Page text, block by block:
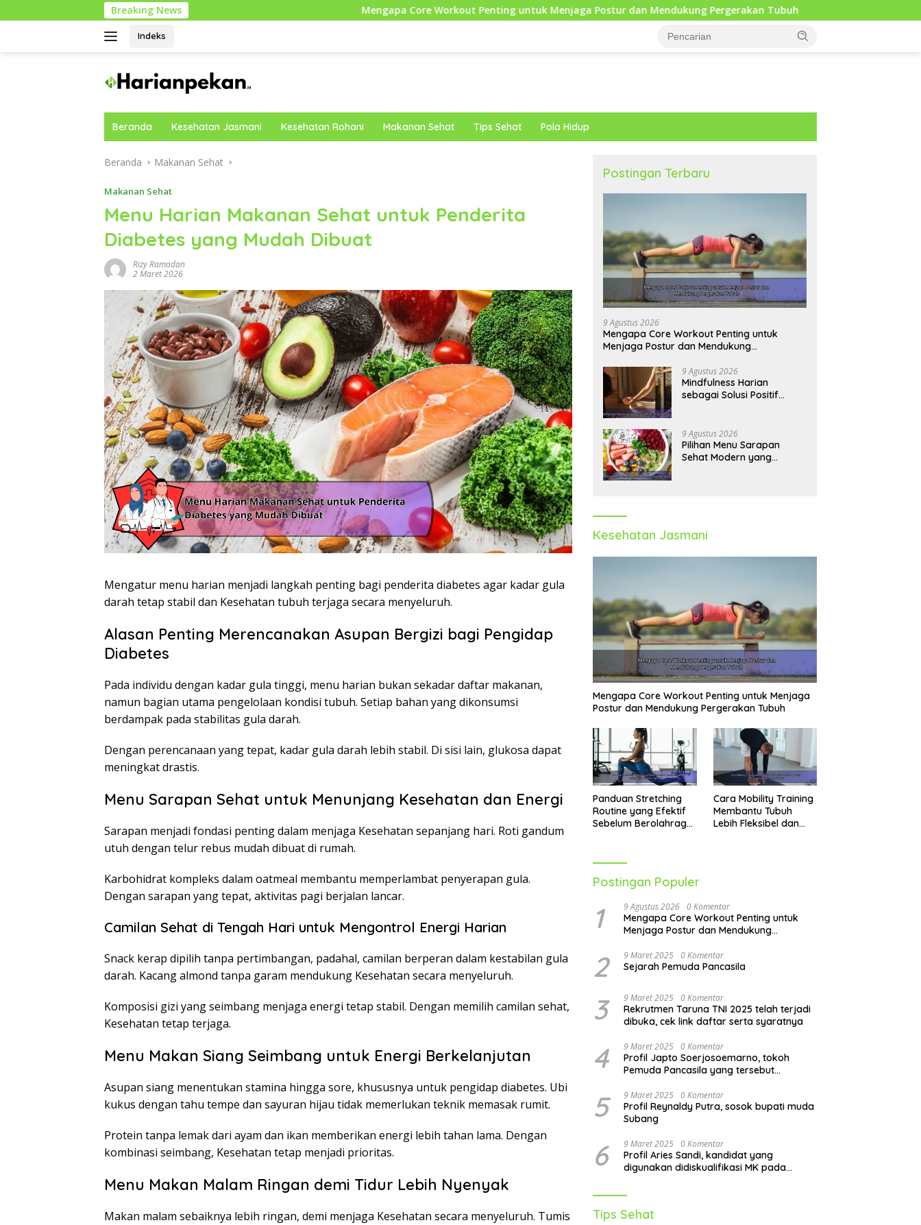
ke
Breaking News Mengapa Core Workout Penting untuk Menjaga Postur dan Mendukung Pergerakan Tubuh Mindfulness Harian sebagai Solusi
Indeks
Beranda Kesehatan Jasmani Kesehatan Rohani Makanan Sehat Tips Sehat Pola Hidup
Beranda Makanan Sehat
Makanan Sehat
Menu Harian Makanan Sehat untuk Penderita
Diabetes yang Mudah Dibuat
Rizy Ramadan
2 Maret 2026
Mengatur menu harian menjadi langkah penting bagi penderita diabetes agar kadar gula
darah tetap stabil dan Kesehatan tubuh terjaga secara menyeluruh.
Alasan Penting Merencanakan Asupan Bergizi bagi Pengidap
Diabetes
Pada individu dengan kadar gula tinggi, menu harian bukan sekadar daftar makanan,
namun bagian utama pengelolaan kondisi tubuh. Setiap bahan yang dikonsumsi
berdampak pada stabilitas gula darah.
Dengan perencanaan yang tepat, kadar gula darah lebih stabil. Di sisi lain, glukosa dapat
meningkat drastis.
Menu Sarapan Sehat untuk Menunjang Kesehatan dan Energi
Sarapan menjadi fondasi penting dalam menjaga Kesehatan sepanjang hari. Roti gandum
utuh dengan telur rebus mudah dibuat di rumah.
Karbohidrat kompleks dalam oatmeal membantu memperlambat penyerapan gula.
Dengan sarapan yang tepat, aktivitas pagi berjalan lancar.
Camilan Sehat di Tengah Hari untuk Mengontrol Energi Harian
Snack kerap dipilih tanpa pertimbangan, padahal, camilan berperan dalam kestabilan gula
darah. Kacang almond tanpa garam mendukung Kesehatan secara menyeluruh.
Komposisi gizi yang seimbang menjaga energi tetap stabil. Dengan memilih camilan sehat,
Kesehatan tetap terjaga.
Menu Makan Siang Seimbang untuk Energi Berkelanjutan
Asupan siang menentukan stamina hingga sore, khususnya untuk pengidap diabetes. Ubi
kukus dengan tahu tempe dan sayuran hijau tidak memerlukan teknik memasak rumit.
Protein tanpa lemak dari ayam dan ikan memberikan energi lebih tahan lama. Dengan
kombinasi seimbang, Kesehatan tetap menjadi prioritas.
Menu Makan Malam Ringan demi Tidur Lebih Nyenyak
Makan malam sebaiknya lebih ringan, demi menjaga Kesehatan secara menyeluruh. Tumis
Postingan Terbaru
9 Agustus 2026
Mengapa Core Workout Penting untuk
Menjaga Postur dan Mendukung
9 Agustus 2026
Mindfulness Harian
sebagai Solusi Positif
Kecemasan
9 Agustus 2026
Pilihan Menu Sarapan
Sehat Modern yang
Kesehatan Jasmani
Mengapa Core Workout Penting untuk Menjaga
Postur dan Mendukung Pergerakan Tubuh
Panduan Stretching
Routine yang Efektif
Sebelum Berolahraga
Cara Mobility Training
Membantu Tubuh
Lebih Fleksibel dan
Postingan Populer
1 9 Agustus 2026 0 Komentar
Mengapa Core Workout Penting untuk
Menjaga Postur dan Mendukung
2 9 Maret 2025 0 Komentar
Sejarah Pemuda Pancasila
3 9 Maret 2025 0 Komentar
Rekrutmen Taruna TNI 2025 telah terjadi
dibuka, cek link daftar serta syaratnya
4 9 Maret 2025 0 Komentar
Profil Japto Soerjosoemarno, tokoh
Pemuda Pancasila yang tersebut
5 9 Maret 2025 0 Komentar
Profil Reynaldy Putra, sosok bupati muda
Subang
6 9 Maret 2025 0 Komentar
Profil Aries Sandi, kandidat yang
digunakan didiskualifikasi MK pada
Tips Sehat